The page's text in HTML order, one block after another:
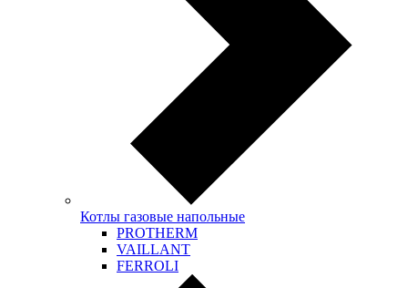
Котлы газовые напольные
PROTHERM
VAILLANT
FERROLI